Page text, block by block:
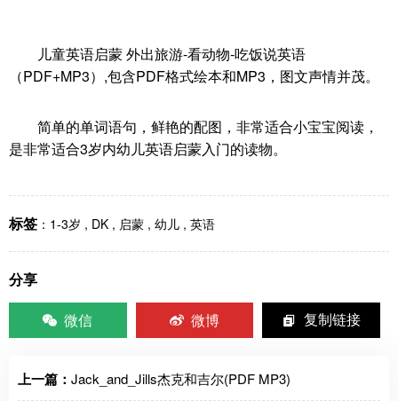
儿童英语启蒙 外出旅游-看动物-吃饭说英语
（PDF+MP3）,包含PDF格式绘本和MP3，图文声情并茂。
简单的单词语句，鲜艳的配图，非常适合小宝宝阅读，
是非常适合3岁内幼儿英语启蒙入门的读物。
标签 ： 1-3岁 , DK , 启蒙 , 幼儿 , 英语
分享
微信
微博 复制链接
上一篇： Jack_and_Jills杰克和吉尔(PDF MP3)